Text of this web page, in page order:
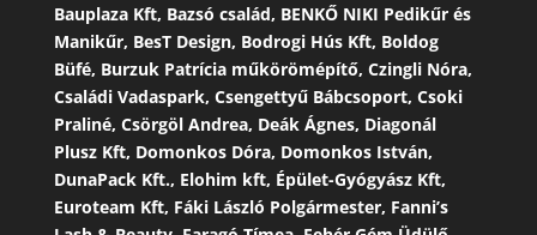
Bauplaza Kft, Bazsó család, BENKŐ NIKI Pedikűr és
Manikűr, BesT Design, Bodrogi Hús Kft, Boldog
Büfé, Burzuk Patrícia műkörömépítő, Czingli Nóra,
Családi Vadaspark, Csengettyű Bábcsoport, Csoki
Praliné, Csörgöl Andrea, Deák Ágnes, Diagonál
Plusz Kft, Domonkos Dóra, Domonkos István,
DunaPack Kft., Elohim kft, Épület-Gyógyász Kft,
Euroteam Kft, Fáki László Polgármester, Fanni’s